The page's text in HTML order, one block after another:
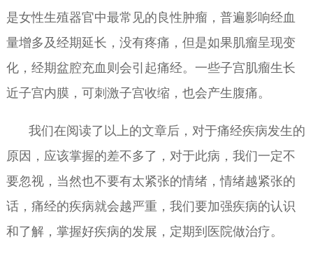
是女性生殖器官中最常见的良性肿瘤，普遍影响经血
量增多及经期延长，没有疼痛，但是如果肌瘤呈现变
化，经期盆腔充血则会引起痛经。一些子宫肌瘤生长
近子宫内膜，可刺激子宫收缩，也会产生腹痛。
我们在阅读了以上的文章后，对于痛经疾病发生的
原因，应该掌握的差不多了，对于此病，我们一定不
要忽视，当然也不要有太紧张的情绪，情绪越紧张的
话，痛经的疾病就会越严重，我们要加强疾病的认识
和了解，掌握好疾病的发展，定期到医院做治疗。